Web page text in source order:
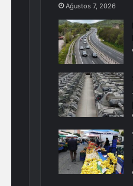
Ağustos 7, 2026